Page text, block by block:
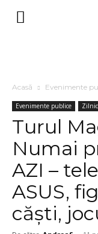
Acasă Evenimente
Evenimente publice
Turul
Numai
AZI –
ASUS,
căşti,